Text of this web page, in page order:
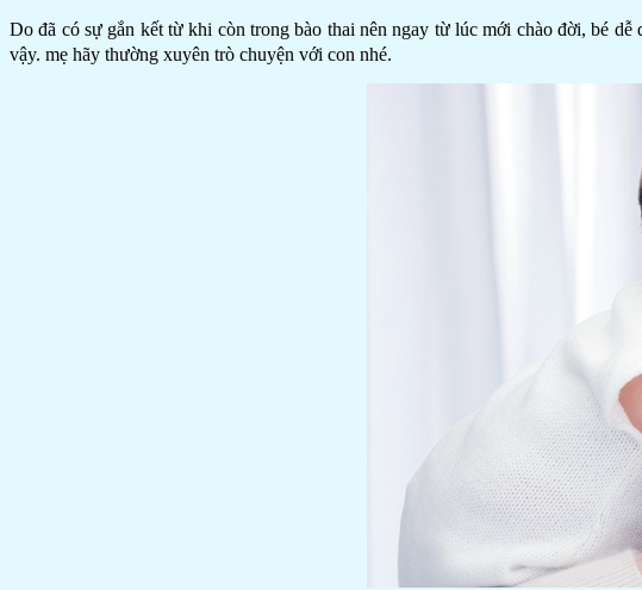
Do đã có sự gắn kết từ khi còn trong bào thai nên ngay từ lúc mới chào đời, bé
vậy. mẹ hãy thường xuyên trò chuyện với con nhé.